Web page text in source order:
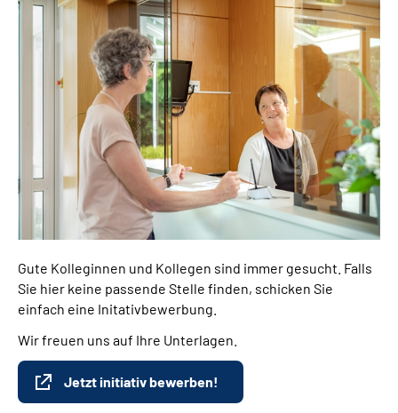
Gute Kolleginnen und Kollegen sind immer gesucht. Falls
Sie hier keine passende Stelle finden, schicken Sie
einfach eine Initativbewerbung.
Wir freuen uns auf Ihre Unterlagen.
Jetzt initiativ bewerben!